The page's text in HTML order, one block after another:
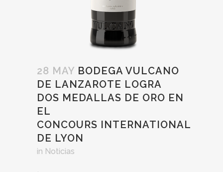
28 MAY BODEGA VULCANO
DE LANZAROTE LOGRA
DOS MEDALLAS DE ORO EN
EL
CONCOURS INTERNATIONAL
DE LYON
in Noticias